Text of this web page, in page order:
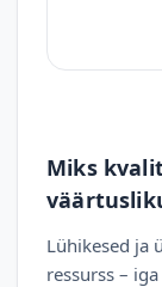
Miks
Lühikesed ja
ressurss –